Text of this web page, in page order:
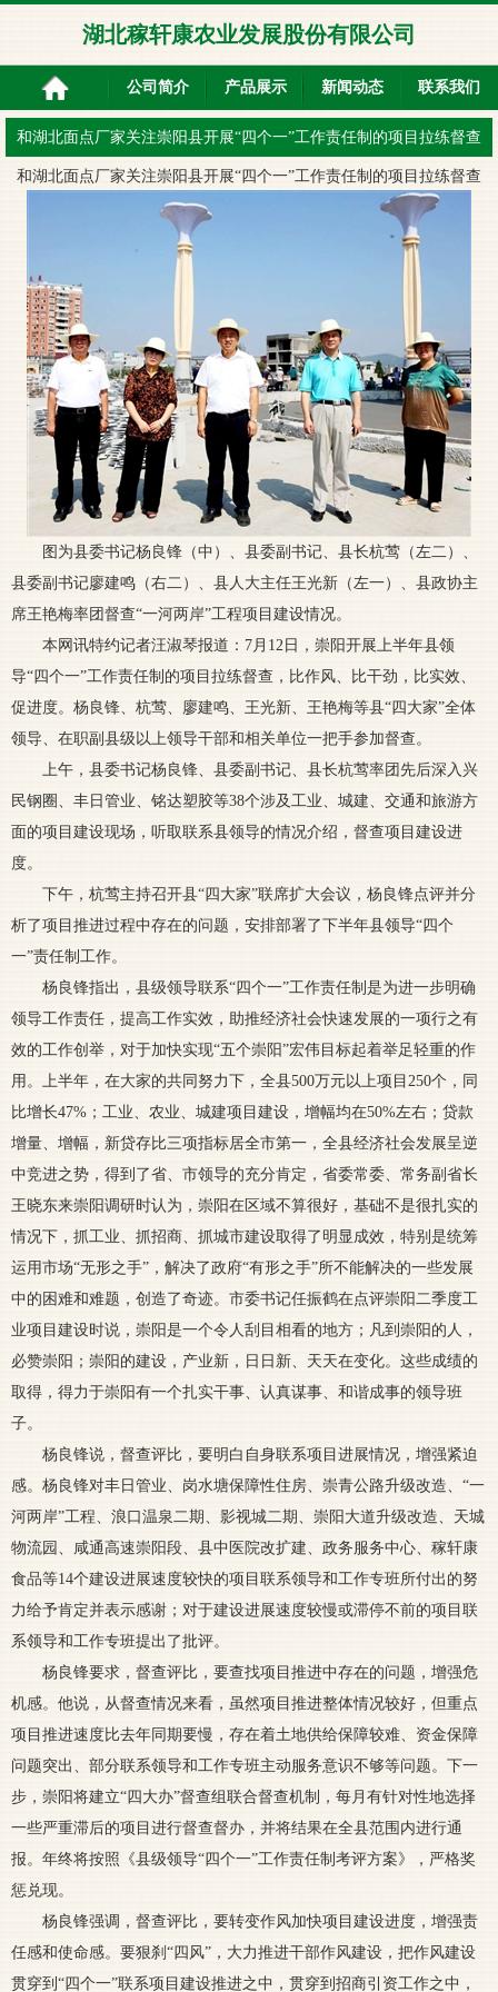
湖北稼轩康农业发展股份有限公司
公司简介 产品展示 新闻动态 联系我们
和湖北面点厂家关注崇阳县开展“四个一”工作责任制的项目拉练督查
和湖北面点厂家关注崇阳县开展“四个一”工作责任制的项目拉练督查
图为县委书记杨良锋（中）、县委副书记、县长杭莺（左二）、
县委副书记廖建鸣（右二）、县人大主任王光新（左一）、县政协主
席王艳梅率团督查“一河两岸”工程项目建设情况。
本网讯特约记者汪淑琴报道：7月12日，崇阳开展上半年县领
导“四个一”工作责任制的项目拉练督查，比作风、比干劲，比实效、
促进度。杨良锋、杭莺、廖建鸣、王光新、王艳梅等县“四大家”全体
领导、在职副县级以上领导干部和相关单位一把手参加督查。
上午，县委书记杨良锋、县委副书记、县长杭莺率团先后深入兴
民钢圈、丰日管业、铭达塑胶等38个涉及工业、城建、交通和旅游方
面的项目建设现场，听取联系县领导的情况介绍，督查项目建设进
度。
下午，杭莺主持召开县“四大家”联席扩大会议，杨良锋点评并分
析了项目推进过程中存在的问题，安排部署了下半年县领导“四个
一”责任制工作。
杨良锋指出，县级领导联系“四个一”工作责任制是为进一步明确
领导工作责任，提高工作实效，助推经济社会快速发展的一项行之有
效的工作创举，对于加快实现“五个崇阳”宏伟目标起着举足轻重的作
用。上半年，在大家的共同努力下，全县500万元以上项目250个，同
比增长47%；工业、农业、城建项目建设，增幅均在50%左右；贷款
增量、增幅，新贷存比三项指标居全市第一，全县经济社会发展呈逆
中竞进之势，得到了省、市领导的充分肯定，省委常委、常务副省长
王晓东来崇阳调研时认为，崇阳在区域不算很好，基础不是很扎实的
情况下，抓工业、抓招商、抓城市建设取得了明显成效，特别是统筹
运用市场“无形之手”，解决了政府“有形之手”所不能解决的一些发展
中的困难和难题，创造了奇迹。市委书记任振鹤在点评崇阳二季度工
业项目建设时说，崇阳是一个令人刮目相看的地方；凡到崇阳的人，
必赞崇阳；崇阳的建设，产业新，日日新、天天在变化。这些成绩的
取得，得力于崇阳有一个扎实干事、认真谋事、和谐成事的领导班
子。
杨良锋说，督查评比，要明白自身联系项目进展情况，增强紧迫
感。杨良锋对丰日管业、岗水塘保障性住房、崇青公路升级改造、“一
河两岸”工程、浪口温泉二期、影视城二期、崇阳大道升级改造、天城
物流园、咸通高速崇阳段、县中医院改扩建、政务服务中心、稼轩康
食品等14个建设进展速度较快的项目联系领导和工作专班所付出的努
力给予肯定并表示感谢；对于建设进展速度较慢或滞停不前的项目联
系领导和工作专班提出了批评。
杨良锋要求，督查评比，要查找项目推进中存在的问题，增强危
机感。他说，从督查情况来看，虽然项目推进整体情况较好，但重点
项目推进速度比去年同期要慢，存在着土地供给保障较难、资金保障
问题突出、部分联系领导和工作专班主动服务意识不够等问题。下一
步，崇阳将建立“四大办”督查组联合督查机制，每月有针对性地选择
一些严重滞后的项目进行督查督办，并将结果在全县范围内进行通
报。年终将按照《县级领导“四个一”工作责任制考评方案》，严格奖
惩兑现。
杨良锋强调，督查评比，要转变作风加快项目建设进度，增强责
任感和使命感。要狠刹“四风”，大力推进干部作风建设，把作风建设
贯穿到“四个一”联系项目建设推进之中，贯穿到招商引资工作之中，